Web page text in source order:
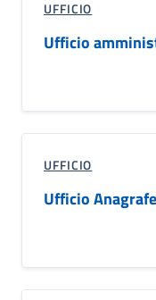
UFFICIO
Ufficio
UFFICIO
Ufficio Anagrafe